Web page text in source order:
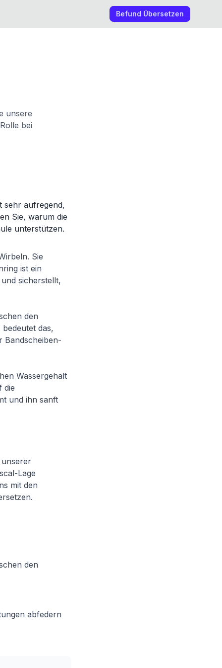
Befund Übersetzen
unsere
bei
sehr aufregend,
Sie, warum die
unterstützen.
Sie
ist ein
sicherstellt,
den
das,
Bandscheiben-
Wassergehalt
die
und ihn sanft
unserer
Lage
mit den
den
abfedern